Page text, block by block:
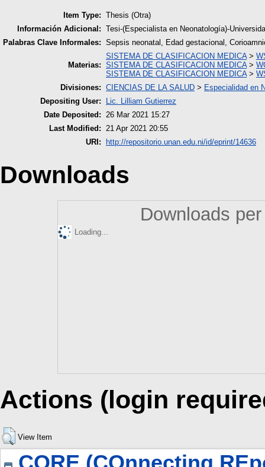
Item Type: Thesis (Otra)
Información Adicional: Tesi-(Especialista en Neonatología)-
Palabras Clave Informales: Sepsis neonatal, Edad gestacional,
Materias:
SISTEMA DE CLASIFICACION MEDICA>
SISTEMA DE CLASIFICACION MEDICA>
SISTEMA DE CLASIFICACION MEDICA>
Divisiones: CIENCIAS DE LA SALUD > Especialidad en
Depositing User:
Lic. Lilliam Gutierrez
Date Deposited:
26 Mar 2021 15:27
Last Modified:
21 Apr 2021 20:55
URI:
http://repositorio.unan.edu.ni/id/eprint/14636
Downloads
Downloads
Loading...
Actions (login
View Item